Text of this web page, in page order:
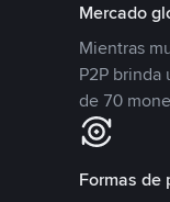
Mercado
Mientras
P2P
de 70
Formas de